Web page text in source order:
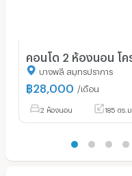
บางพลี สมุทรปราการ
฿28,000 /เดือน
2 ห้องนอน 185 ตร.ม.